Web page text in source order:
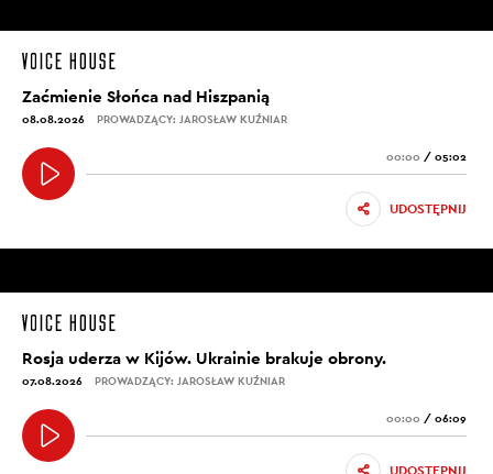
Zaćmienie Słońca nad Hiszpanią
08.08.2026 PROWADZĄCY: JAROSŁAW KUŹNIAR
00:00 / 05:02
UDOSTĘPNIJ
Rosja uderza w Kijów. Ukrainie brakuje obrony.
07.08.2026 PROWADZĄCY: JAROSŁAW KUŹNIAR
00:00 / 06:09